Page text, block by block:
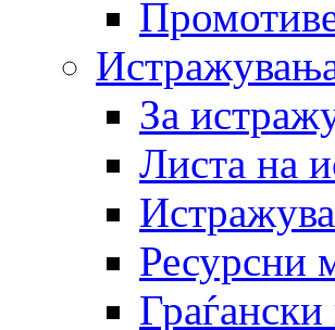
За
Листа на
Ресурсни